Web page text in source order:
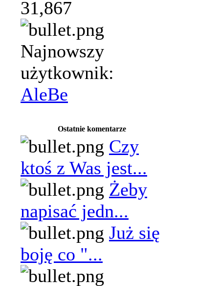
31,867
Najnowszy
użytkownik:
AleBe
Ostatnie komentarze
Czy
ktoś z Was jest...
Żeby
napisać jedn...
Już się
boję co "...